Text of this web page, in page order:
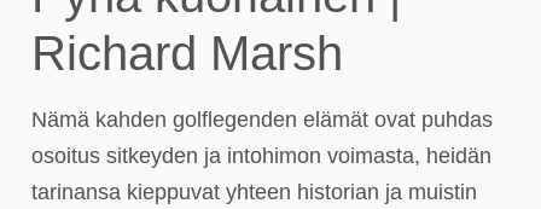
Richard Marsh
Nämä kahden golflegenden elämät ovat puhdas
osoitus sitkeyden ja intohimon voimasta, heidän
tarinansa kieppuvat yhteen historian ja muistin